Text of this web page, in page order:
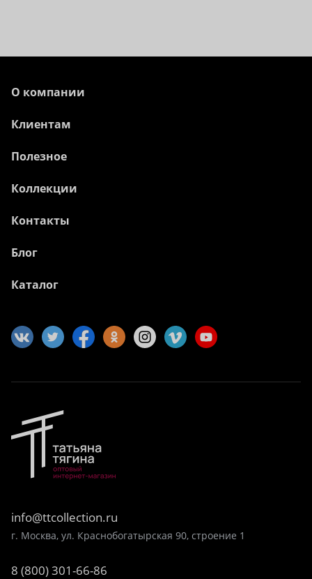
О компании
Клиентам
Полезное
Коллекции
Контакты
Блог
Каталог
info@ttcollection.ru
г. Москва, ул. Краснобогатырская 90, строение 1
8 (800) 301-66-86